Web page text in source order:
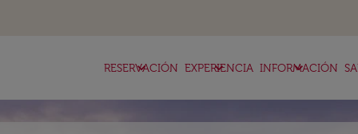
RESERVACIÓN
keyboard_arrow_down EXPERIENCIA
keyboard_arrow_down INFORMACIÓN
keyboard_arrow_down